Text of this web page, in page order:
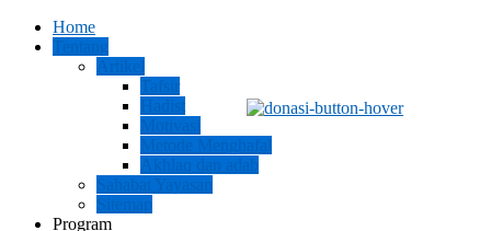
Home
Tentang
Artikel
Tafsir
Hadist
Motivasi
Metode Menghafal
Akhlaq dan adab
Sahabat Yayasan
Sitemap
Program